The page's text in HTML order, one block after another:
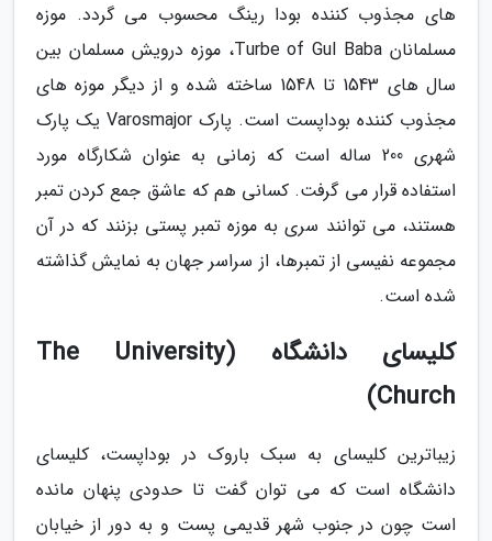
های مجذوب کننده بودا رینگ محسوب می گردد. موزه
مسلمانان Turbe of Gul Baba، موزه درویش مسلمان بین
سال های 1543 تا 1548 ساخته شده و از دیگر موزه های
مجذوب کننده بوداپست است. پارک Varosmajor یک پارک
شهری 200 ساله است که زمانی به عنوان شکارگاه مورد
استفاده قرار می گرفت. کسانی هم که عاشق جمع کردن تمبر
هستند، می توانند سری به موزه تمبر پستی بزنند که در آن
مجموعه نفیسی از تمبرها، از سراسر جهان به نمایش گذاشته
شده است.
کلیسای دانشگاه (The University
Church)
زیباترین کلیسای به سبک باروک در بوداپست، کلیسای
دانشگاه است که می توان گفت تا حدودی پنهان مانده
است چون در جنوب شهر قدیمی پست و به دور از خیابان